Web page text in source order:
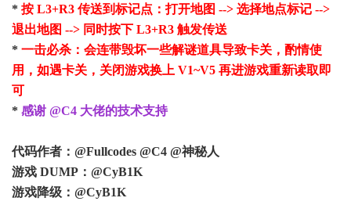
* 按 L3+R3 传送到标记点：打开地图 --> 选择地点标记 -->
退出地图 --> 同时按下 L3+R3 触发传送
* 一击必杀：会连带毁坏一些解谜道具导致卡关，酌情使
用，如遇卡关，关闭游戏换上 V1~V5 再进游戏重新读取即
可
* 感谢 @C4 大佬的技术支持
代码作者：@Fullcodes @C4 @神秘人
游戏 DUMP：@CyB1K
游戏降级：@CyB1K